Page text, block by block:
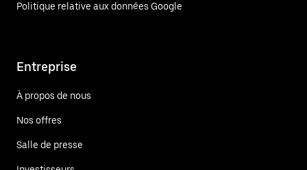
Politique relative aux données Google
Entreprise
À propos de nous
Nos offres
Salle de presse